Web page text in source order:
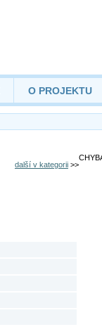
O PROJEKTU
další v kategorii >>